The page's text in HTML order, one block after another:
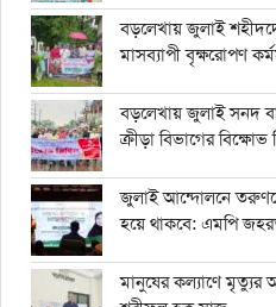
বড়লেখায় জুলাই
মাসব্যাপী বৃক্ষরোপণ
বড়লেখায় জুলাই সনদ
ক্রীড়া বিভাগের
জুলাই আন্দোলনে
হয়ে থাকবে: এমপি
মানুষের কল্যাণে মৃত্যুর